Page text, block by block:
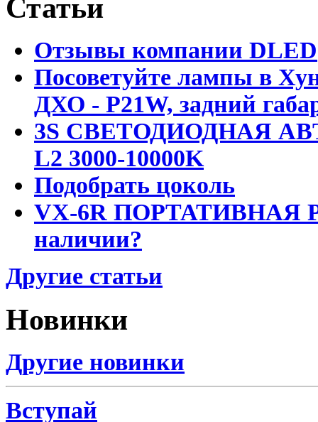
Статьи
Отзывы компании DLED
Посоветуйте лампы в
ДХО - P21W, задний
3S СВЕТОДИОДНАЯ
L2 3000-10000K
Подобрать цоколь
VX-6R ПОРТАТИВНАЯ
наличии?
Другие статьи
Новинки
Другие новинки
Вступай